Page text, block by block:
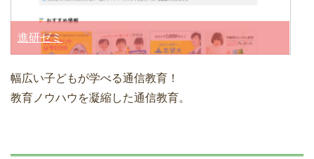
進研ゼミ
幅広い子どもが学べる通信教育！
教育ノウハウを凝縮した通信教育。